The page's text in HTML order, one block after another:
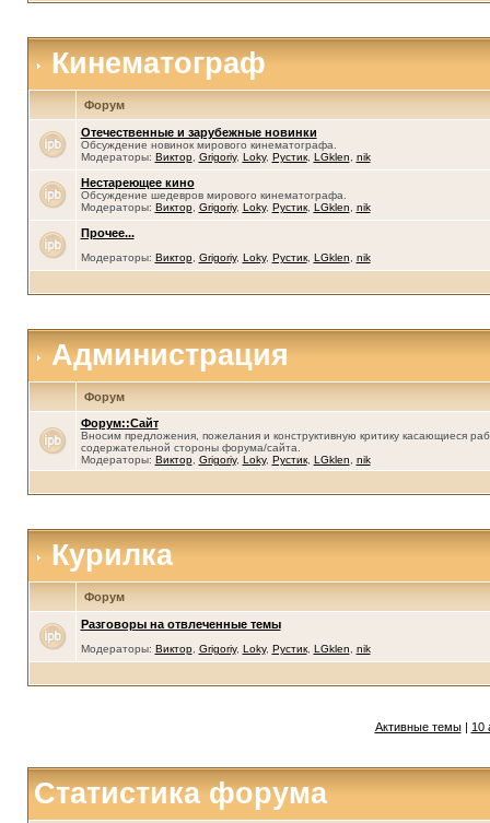
Кинематограф
Форум
Отечественные и зарубежные новинки
Обсуждение новинок мирового кинематографа.
Модераторы: Виктор, Grigoriy, Loky, Рустик, LGklen nik
Нестареющее кино
Обсуждение шедевров мирового кинематографа.
Модераторы: Виктор, Grigoriy, Loky, Рустик, LGklen nik
Прочее...
Модераторы: Виктор, Grigoriy, Loky, Рустик, LGklen nik
Администрация
Форум
Форум::Сайт
Вносим предложения, пожелания и конструктивную критику касающиеся
содержательной стороны форума/сайта.
Модераторы: Виктор, Grigoriy, Loky, Рустик, LGklen nik
Курилка
Форум
Разговоры на отвлеченные темы
Модераторы: Виктор, Grigoriy, Loky, Рустик, LGklen nik
Активные темы| 10
Статистика форума